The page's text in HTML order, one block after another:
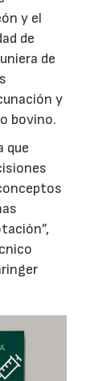
y el
de
de
y
bovino.
que